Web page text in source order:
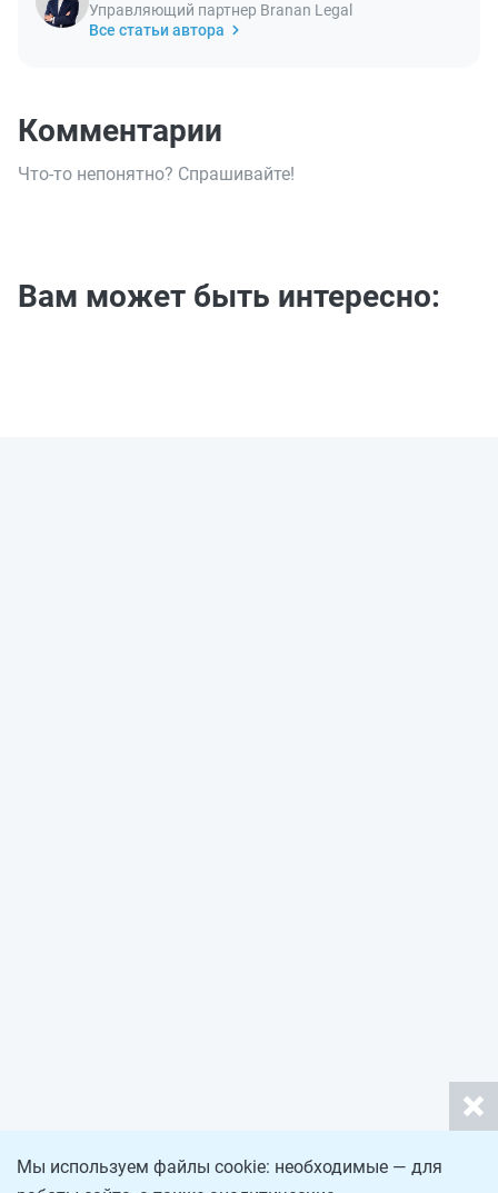
Управляющий партнер Branan Legal
Все статьи автора
Комментарии
Что-то непонятно? Спрашивайте!
Вам может быть интересно:
Мы используем файлы cookie: необходимые — для